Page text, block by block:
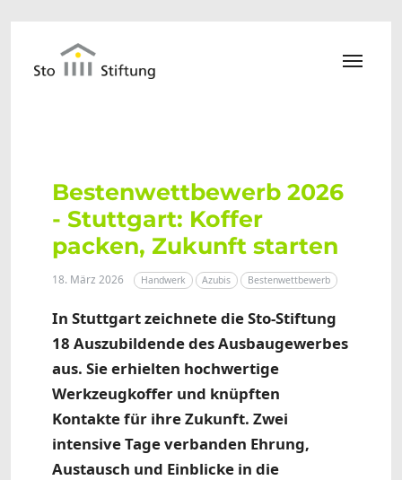
Bestenwettbewerb 2026
- Stuttgart: Koffer
packen, Zukunft starten
18. März 2026 Handwerk Azubis Bestenwettbewerb
In Stuttgart zeichnete die Sto-Stiftung
18 Auszubildende des Ausbaugewerbes
aus. Sie erhielten hochwertige
Werkzeugkoffer und knüpften
Kontakte für ihre Zukunft. Zwei
intensive Tage verbanden Ehrung,
Austausch und Einblicke in die